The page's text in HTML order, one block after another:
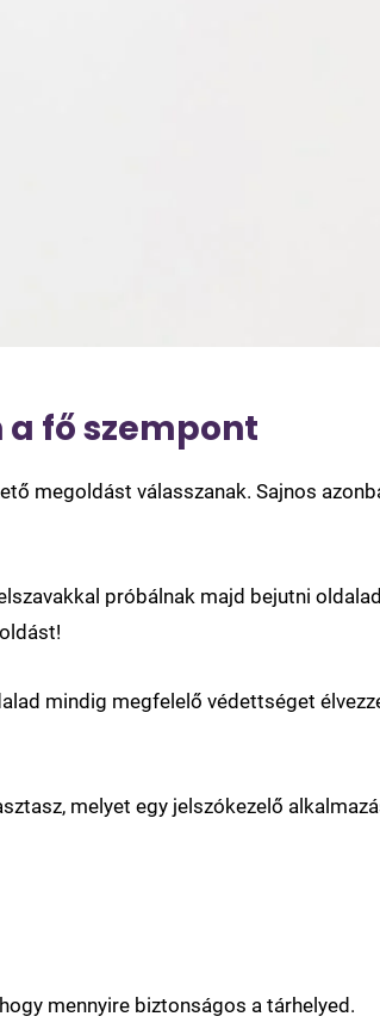
fő szempont
megoldást válasszanak. Sajnos
próbálnak majd bejutni
mindig megfelelő védettséget
melyet egy jelszókezelő
mennyire biztonságos a tárhelyed.